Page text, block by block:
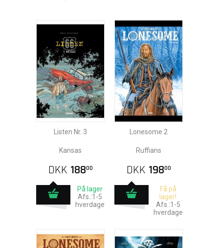
Listen Nr. 3
Kansas
DKK 18800
På lager
Afs.:1-5
hverdage
Lonesome 2
Ruffians
DKK 19800
Få på
lager!
Afs.:1-5
hverdage